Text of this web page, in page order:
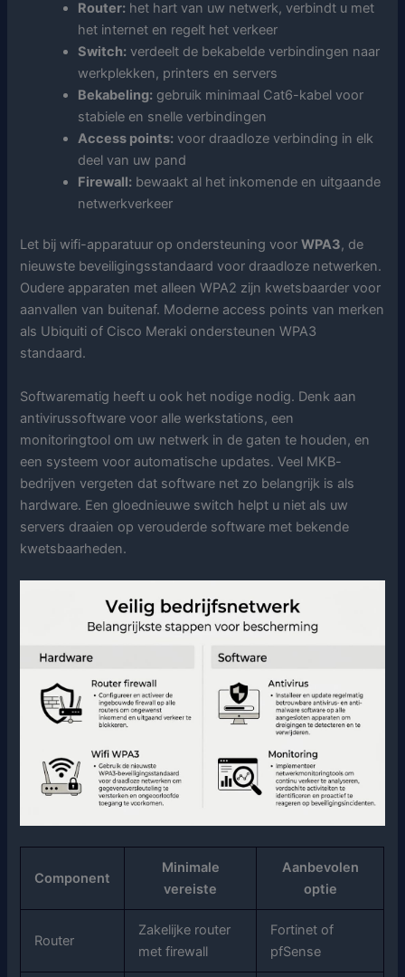
Router: het hart van uw netwerk, verbindt u met
het internet en regelt het verkeer
Switch: verdeelt de bekabelde verbindingen naar
werkplekken, printers en servers
Bekabeling: gebruik minimaal Cat6-kabel voor
stabiele en snelle verbindingen
Access points: voor draadloze verbinding in elk
deel van uw pand
Firewall: bewaakt al het inkomende en uitgaande
netwerkverkeer
Let bij wifi-apparatuur op ondersteuning voorWPA3, de
nieuwste beveiligingsstandaard voor draadloze netwerken.
Oudere apparaten met alleen WPA2 zijn kwetsbaarder voor
aanvallen van buitenaf. Moderne access points van merken
als Ubiquiti of Cisco Meraki ondersteunen WPA3
standaard.
Softwarematig heeft u ook het nodige nodig. Denk aan
antivirussoftware voor alle werkstations, een
monitoringtool om uw netwerk in de gaten te houden, en
een systeem voor automatische updates. Veel MKB-
bedrijven vergeten dat software net zo belangrijk is als
hardware. Een gloednieuwe switch helpt u niet als uw
servers draaien op verouderde software met bekende
kwetsbaarheden.
Component
Minimale
vereiste
Aanbevolen
optie
Router
Zakelijke router
met firewall
Fortinet of
pfSense